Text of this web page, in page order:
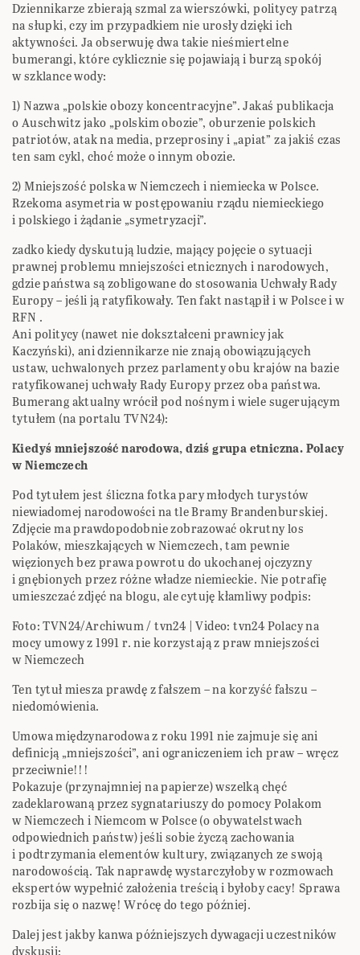
Dziennikarze zbierają szmal za wierszówki, politycy patrzą
na słupki, czy im przypadkiem nie urosły dzięki ich
aktywności. Ja obserwuję dwa takie nieśmiertelne
bumerangi, które cyklicznie się pojawiają i burzą spokój
w szklance wody:
1) Nazwa „polskie obozy koncentracyjne”. Jakaś publikacja
o Auschwitz jako „polskim obozie”, oburzenie polskich
patriotów, atak na media, przeprosiny i „apiat” za jakiś czas
ten sam cykl, choć może o innym obozie.
2) Mniejszość polska w Niemczech i niemiecka w Polsce.
Rzekoma asymetria w postępowaniu rządu niemieckiego
i polskiego i żądanie „symetryzacji”.
zadko kiedy dyskutują ludzie, mający pojęcie o sytuacji
prawnej problemu mniejszości etnicznych i narodowych,
gdzie państwa są zobligowane do stosowania Uchwały Rady
Europy – jeśli ją ratyfikowały. Ten fakt nastąpił i w Polsce i w
RFN .
Ani politycy (nawet nie dokształceni prawnicy jak
Kaczyński), ani dziennikarze nie znają obowiązujących
ustaw, uchwalonych przez parlamenty obu krajów na bazie
ratyfikowanej uchwały Rady Europy przez oba państwa.
Bumerang aktualny wrócił pod nośnym i wiele sugerującym
tytułem (na portalu TVN24):
Kiedyś mniejszość narodowa, dziś grupa etniczna. Polacy
w Niemczech
Pod tytułem jest śliczna fotka pary młodych turystów
niewiadomej narodowości na tle Bramy Brandenburskiej.
Zdjęcie ma prawdopodobnie zobrazować okrutny los
Polaków, mieszkających w Niemczech, tam pewnie
więzionych bez prawa powrotu do ukochanej ojczyzny
i gnębionych przez różne władze niemieckie. Nie potrafię
umieszczać zdjęć na blogu, ale cytuję kłamliwy podpis:
Foto: TVN24/Archiwum / tvn24 | Video: tvn24 Polacy na
mocy umowy z 1991 r. nie korzystają z praw mniejszości
w Niemczech
Ten tytuł miesza prawdę z fałszem – na korzyść fałszu –
niedomówienia.
Umowa międzynarodowa z roku 1991 nie zajmuje się ani
definicją „mniejszości”, ani ograniczeniem ich praw – wręcz
przeciwnie!!!
Pokazuje (przynajmniej na papierze) wszelką chęć
zadeklarowaną przez sygnatariuszy do pomocy Polakom
w Niemczech i Niemcom w Polsce (o obywatelstwach
odpowiednich państw) jeśli sobie życzą zachowania
i podtrzymania elementów kultury, związanych ze swoją
narodowością. Tak naprawdę wystarczyłoby w rozmowach
ekspertów wypełnić założenia treścią i byłoby cacy! Sprawa
rozbija się o nazwę! Wrócę do tego później.
Dalej jest jakby kanwa późniejszych dywagacji uczestników
dyskusji: